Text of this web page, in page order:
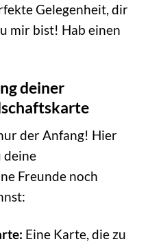
Gelegenheit, dir
mir bist! Hab einen
deiner
der Anfang! Hier
deine
Freunde noch
Eine Karte, die zu